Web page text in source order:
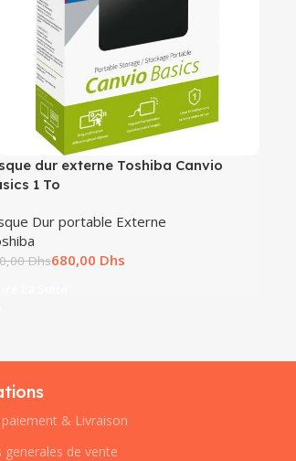
dur externe Toshiba Canvio
1 To
Dur portable Externe
Dhs680,00 Dhs
& Livraison
generales de vente